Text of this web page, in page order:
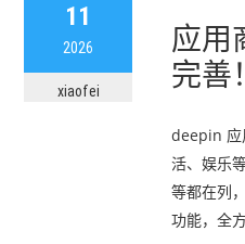
11
2026
xiaofei
应用
完善！
deepin 应
活、娱乐
等都在列
功能，全